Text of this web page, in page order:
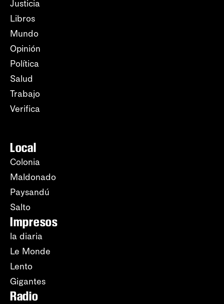
Justicia
Libros
Mundo
Opinión
Política
Salud
Trabajo
Verifica
Local
Colonia
Maldonado
Paysandú
Salto
Impresos
la diaria
Le Monde
Lento
Gigantes
Radio